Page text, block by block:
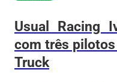
Usual Racing
com três
Truck